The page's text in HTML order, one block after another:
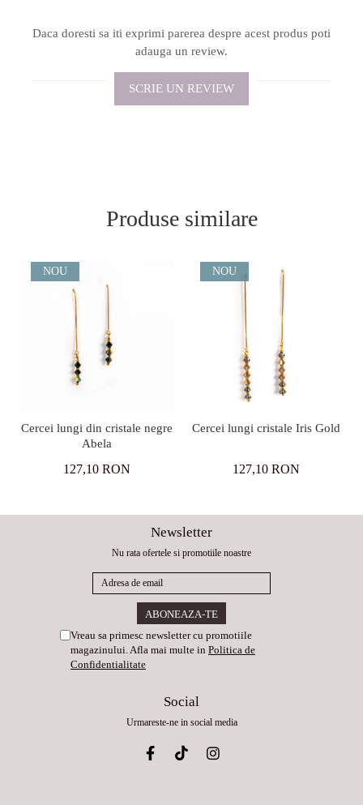
Daca doresti sa iti exprimi parerea despre acest produs poti
adauga un review.
SCRIE UN REVIEW
Produse similare
NOU
Cercei lungi din cristale negre
Abela
127,10 RON
NOU
Cercei lungi cristale Iris Gold
127,10 RON
Newsletter
Nu rata ofertele si promotiile noastre
Vreau sa primesc newsletter cu promotiile
magazinului. Afla mai multe in Politica de
Confidentialitate
Social
Urmareste-ne in social media